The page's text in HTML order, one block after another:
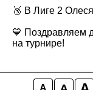
A
🥉 В Лиге 2
💙 Поздравляем
на турнире!